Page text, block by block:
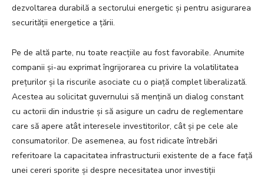
dezvoltarea durabilă a sectorului energetic și pentru asigurarea
securității energetice a țării.
Pe de altă parte, nu toate reacțiile au fost favorabile. Anumite
companii și-au exprimat îngrijorarea cu privire la volatilitatea
prețurilor și la riscurile asociate cu o piață complet liberalizată.
Acestea au solicitat guvernului să mențină un dialog constant
cu actorii din industrie și să asigure un cadru de reglementare
care să apere atât interesele investitorilor, cât și pe cele ale
consumatorilor. De asemenea, au fost ridicate întrebări
referitoare la capacitatea infrastructurii existente de a face față
unei cereri sporite și despre necesitatea unor investiții